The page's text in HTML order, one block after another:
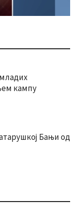
кампу
Бањи од